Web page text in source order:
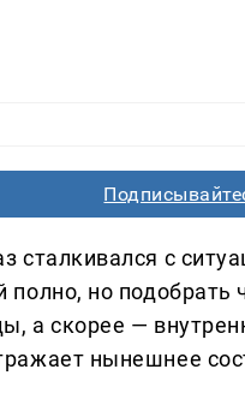
сталкивался с
но
а скорее —
нынешнее